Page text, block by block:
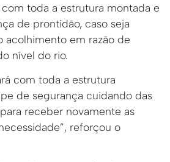
toda a estrutura montada e
de prontidão, caso seja
acolhimento em razão de
nível do rio.
com toda a estrutura
de segurança cuidando das
receber novamente as
reforçou o